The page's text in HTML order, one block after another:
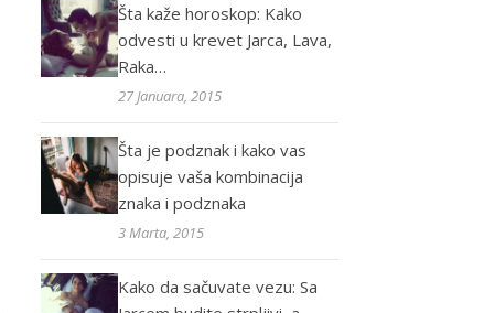
Šta kaže horoskop: Kako
odvesti u krevet Jarca, Lava,
Raka…
27 Januara, 2015
Šta je podznak i kako vas
opisuje vaša kombinacija
znaka i podznaka
3 Marta, 2015
Kako da sačuvate vezu: Sa